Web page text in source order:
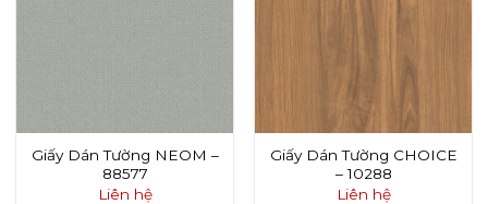
Giấy Dán Tường NEOM –
88577
Liên hệ
Giấy Dán Tường CHOICE
– 10288
Liên hệ